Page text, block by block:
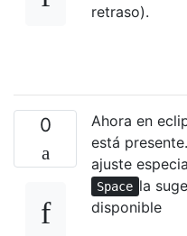
retraso).
0
Ahora en
está
ajuste
Space la
disponible